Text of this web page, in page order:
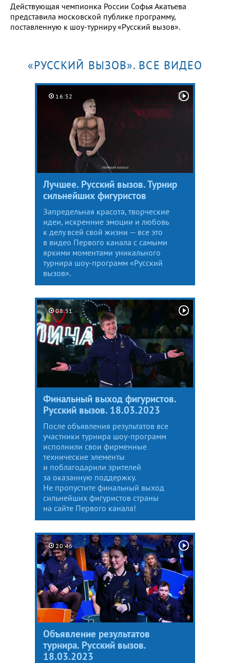
Действующая чемпионка России Софья Акатьева
представила московской публике программу,
поставленную к шоу-турниру «Русский вызов».
«РУССКИЙ ВЫЗОВ». ВСЕ ВИДЕО
16:52
Лучшее. Русский вызов. Турнир
сильнейших фигуристов
Запредельная красота, творческие
идеи, искренние эмоции и любовь
к делу всей свой жизни — все это
в видео Первого канала с самыми
яркими моментами уникального
турнира шоу-программ «Русский
вызов».
08:51
Финальный выход фигуристов.
Русский вызов. 18.03.2023
После объявления результатов все
участники турнира шоу-программ
исполнили свои фирменные
технические элементы
и поблагодарили зрителей
за оказанную поддержку.
Не пропустите финальный выход
сильнейших фигуристов страны
на сайте Первого канала!
20:46
Объявление результатов
турнира. Русский вызов.
18.03.2023